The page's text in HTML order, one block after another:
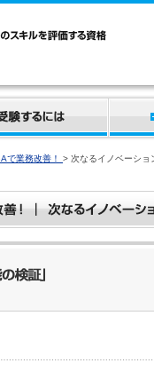
で業務改善！ > 次なるイノベーショ